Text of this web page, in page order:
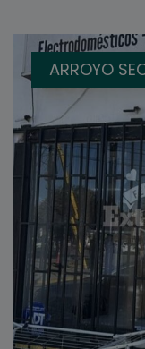
ARROYO